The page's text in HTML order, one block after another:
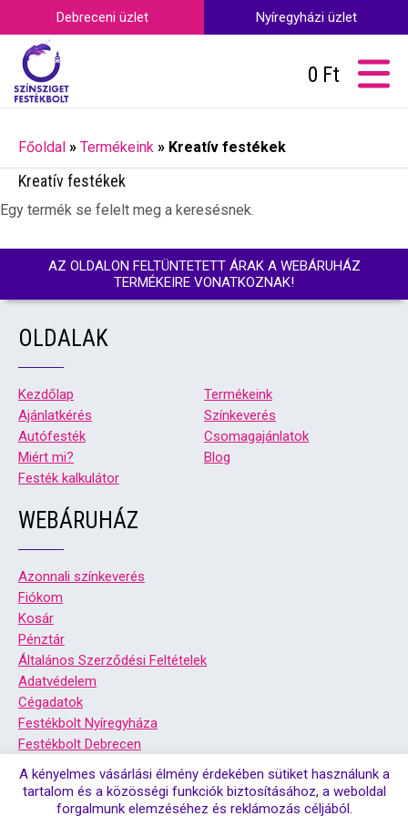
Debreceni üzlet Nyíregyházi üzlet
0 Ft
Főoldal » Termékeink » Kreatív festékek
Kreatív festékek
Egy termék se felelt meg a keresésnek.
AZ OLDALON FELTÜNTETETT ÁRAK A WEBÁRUHÁZ
TERMÉKEIRE VONATKOZNAK!
OLDALAK
Kezdőlap
Termékeink
Ajánlatkérés
Színkeverés
Autófesték
Csomagajánlatok
Miért mi?
Blog
Festék kalkulátor
WEBÁRUHÁZ
Azonnali színkeverés
Fiókom
Kosár
Pénztár
Általános Szerződési Feltételek
Adatvédelem
Cégadatok
Festékbolt Nyíregyháza
Festékbolt Debrecen
A kényelmes vásárlási élmény érdekében sütiket használunk a
tartalom és a közösségi funkciók biztosításához, a weboldal
forgalmunk elemzéséhez és reklámozás céljából.